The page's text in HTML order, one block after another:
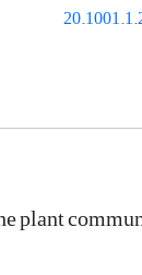
plant